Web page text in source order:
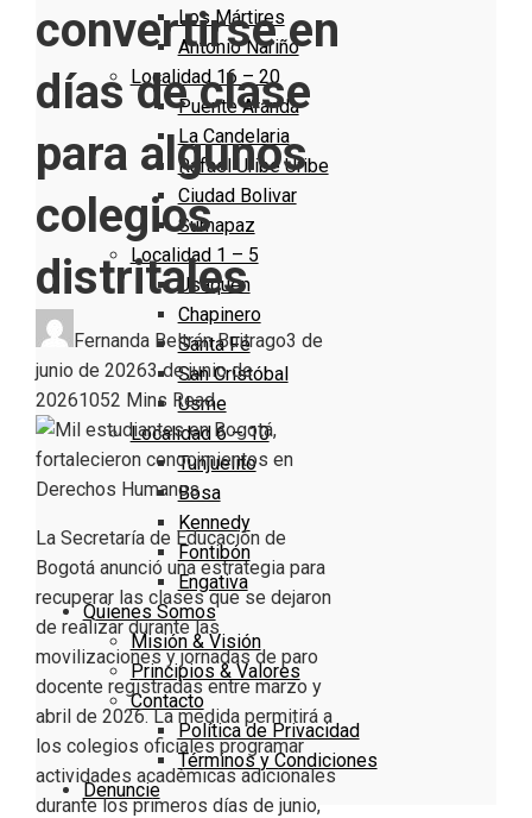
Los Mártires
Antonio Nariño
Localidad 16 – 20
Puente Aranda
La Candelaria
Rafael Uribe Uribe
Ciudad Bolivar
Sumapaz
Localidad 1 – 5
Usaquen
Chapinero
Santa Fe
San Cristóbal
Usme
Localidad 6 – 10
Tunjuelito
Bosa
Kennedy
Fontibón
Engativa
Quienes Somos
Misión & Visión
Principios & Valores
Contacto
Política de Privacidad
Términos y Condiciones
Denuncie
convertirse en
días de clase
para algunos
colegios
distritales
Fernanda Beltrán Buitrago3 de
junio de 20263 de junio de
20261052 Mins Read
La Secretaría de Educación de
Bogotá anunció una estrategia para
recuperar las clases que se dejaron
de realizar durante las
movilizaciones y jornadas de paro
docente registradas entre marzo y
abril de 2026. La medida permitirá a
los colegios oficiales programar
actividades académicas adicionales
durante los primeros días de junio,